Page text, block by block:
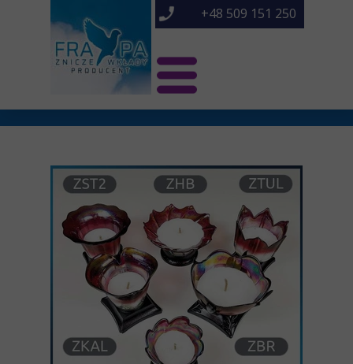
+48 509 151 250
Znicze NOWOŚCI
Znicze
O nas
Kontakt